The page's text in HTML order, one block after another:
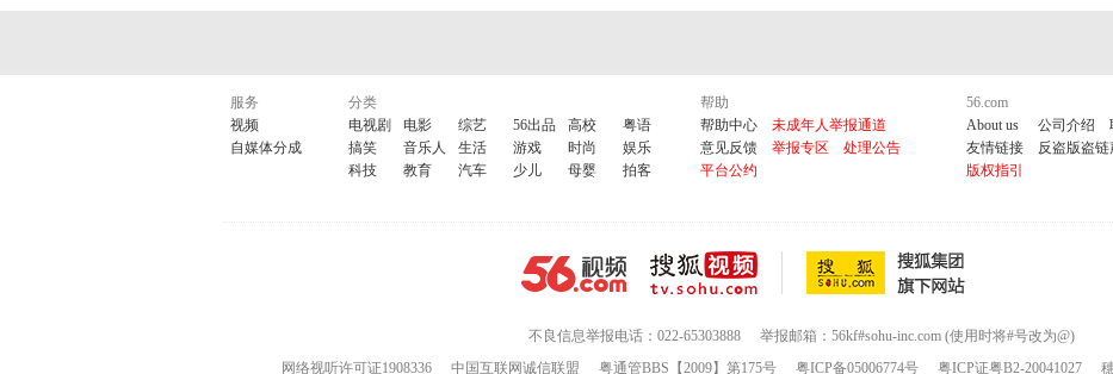
服务
视频
自媒体分成
分类
电视剧
电影 综艺 56出品 高校
粤语
搞笑
音乐人 生活 游戏 时尚
娱乐
科技
教育 汽车 少儿 母婴 拍客
帮助
帮助中心
未成年人举报通道
意见反馈
举报专区
处理公告
平台公约
56.com
About us
公司介绍
友情链接
反盗版盗链
版权指引
不良信息举报电话：022-65303888
举报邮箱：56kf#sohu-inc.com (使用时将#号改为@)
网络视听许可证1908336
中国互联网诚信联盟 粤通管BBS【2009】第175号 粤ICP备05006774号 粤ICP证粤B2-20041027